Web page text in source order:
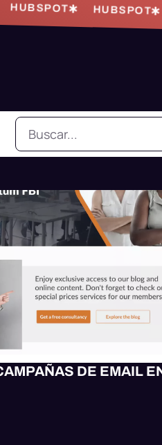
HUBSPOT
HUBSPOT
DE EMAIL